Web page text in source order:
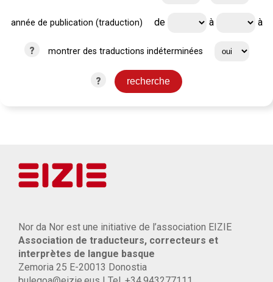
année de publication (traduction) de à à
? montrer des traductions indéterminées
?
Nor da Nor est une initiative de l’association EIZIE
Association de traducteurs, correcteurs et
interprètes de langue basque
Zemoria 25 E-20013 Donostia